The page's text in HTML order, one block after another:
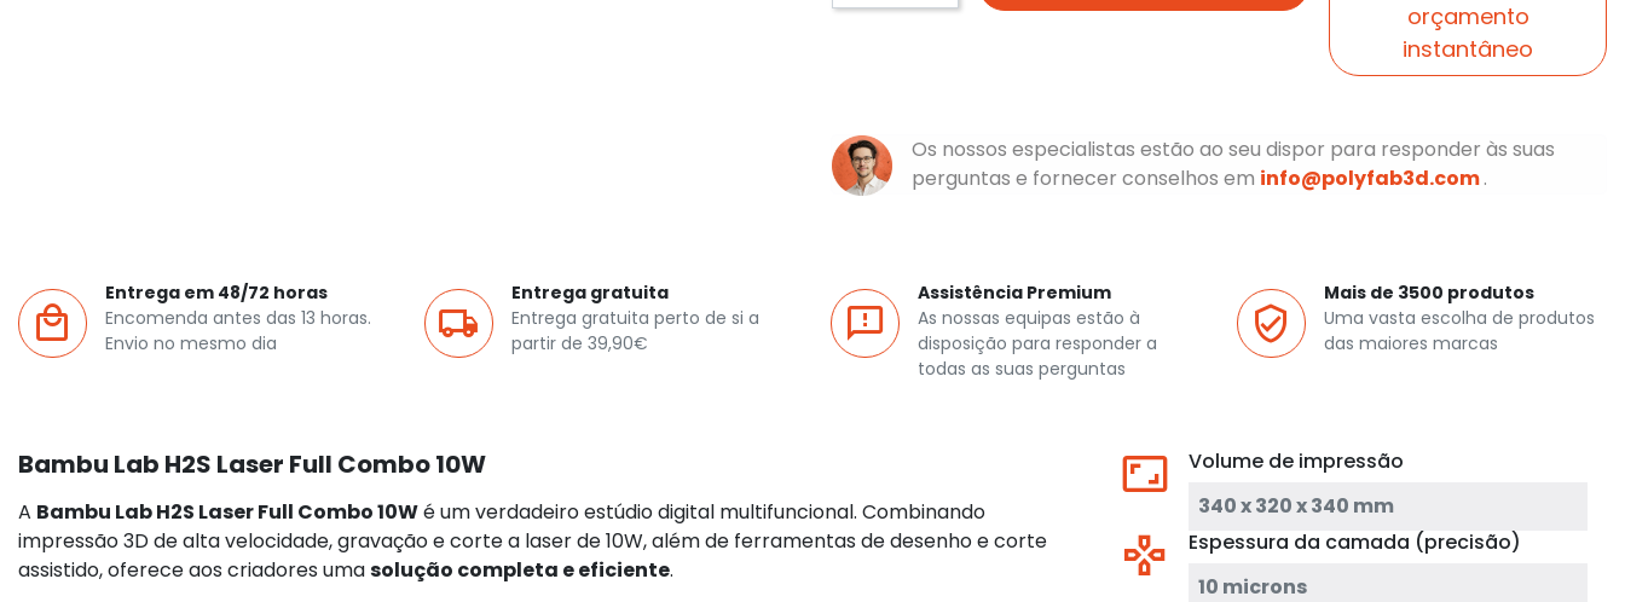
orçamento
instantâneo
Os nossos especialistas estão ao seu dispor para responder às suas
perguntas e fornecer conselhos em info@polyfab3d.com.
Entrega em 48/72 horas
Encomenda antes das 13 horas.
Envio no mesmo dia
Entrega gratuita
Entrega gratuita perto de si a
partir de 39,90€
Assistência Premium
As nossas equipas estão à
disposição para responder a
todas as suas perguntas
Mais de 3500 produtos
Uma vasta escolha de produtos
das maiores marcas
Bambu Lab H2S Laser Full Combo 10W
A Bambu Lab H2S Laser Full Combo 10Wé um verdadeiro estúdio digital multifuncional. Combinando
impressão 3D de alta velocidade, gravação e corte a laser de 10W, além de ferramentas de desenho e corte
assistido, oferece aos criadores umasolução completa e eficiente.
Volume de impressão
340 x 320 x 340 mm
Espessura da camada (precisão)
10 microns